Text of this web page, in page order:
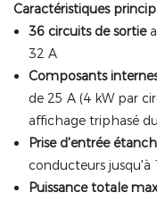
Caractéristiques
36 circuits de sortie
32 A
Composants
de 25 A (4 kW par
affichage triphasé
Prise d'entrée
conducteurs jusqu'à
Puissance totale